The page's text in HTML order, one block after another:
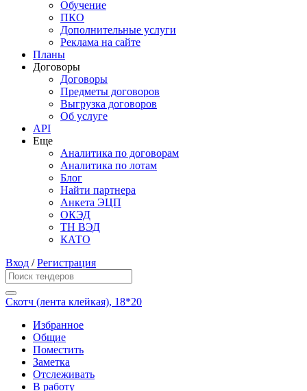
Обучение
ПКО
Дополнительные услуги
Реклама на сайте
Планы
Договоры
Договоры
Предметы договоров
Выгрузка договоров
Об услуге
API
Еще
Аналитика по договорам
Аналитика по лотам
Блог
Найти партнера
Анкета ЭЦП
ОКЭД
ТН ВЭД
КАТО
Вход /Регистрация
Скотч (лента клейкая), 18*20
Избранное
Общие
Поместить
Заметка
Отслеживать
В работу